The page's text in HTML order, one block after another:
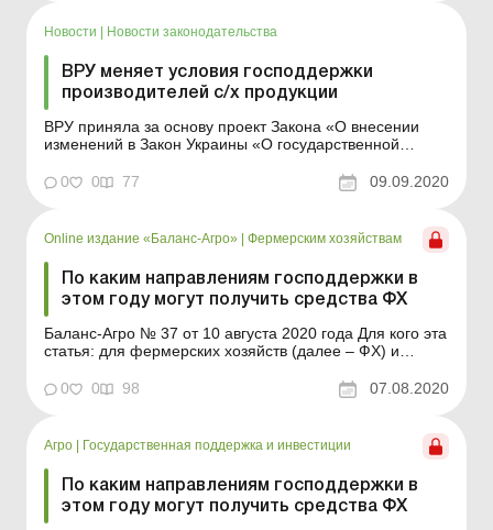
товаропроизводителей Кабинетом М...
Новости | Новости законодательства
ВРУ меняет условия господдержки
производителей с/х продукции
ВРУ приняла за основу проект Закона «О внесении
изменений в Закон Украины «О государственной
законов Украины относительно функционирования
производителей...
0 0 77 09.09.2020
Online издание «Баланс-Агро» | Фермерским хозяйствам
По каким направлениям господдержки в
этом году могут получить средства ФХ
Баланс-Агро № 37 от 10 августа 2020 года Для кого эта
статья: для фермерских хозяйств (далее – ФХ) и
(далее – СОК), которые желают получить в этом году
0 0 98 07.08.2020
Агро Государственная поддержка и инвестиции
По каким направлениям господдержки в
этом году могут получить средства ФХ